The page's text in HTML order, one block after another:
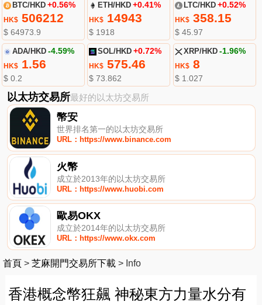
BTC/HKD +0.56%
HK$506212
$ 64973.9
ETH/HKD +0.41%
HK$ 14943
$ 1918
LTC/HKD +0.52%
HK$358.15
$ 45.97
ADA/HKD -4.59%
HK$1.56
$ 0.2
SOL/HKD +0.72%
HK$ 575.46
$ 73.862
XRP/HKD -1.96%
HK$8
$ 1.027
以太坊交易所最好的以太坊交易所
幣安
世界排名第一的以太坊交易所
URL：https://www.binance.com
火幣
成立於2013年的以太坊交易所
URL：https://www.huobi.com
歐易OKX
成立於2014年的以太坊交易所
URL：https://www.okx.com
首頁 > 芝麻開門交易所下載 > Info
香港概念幣狂飆 神秘東方力量水分有